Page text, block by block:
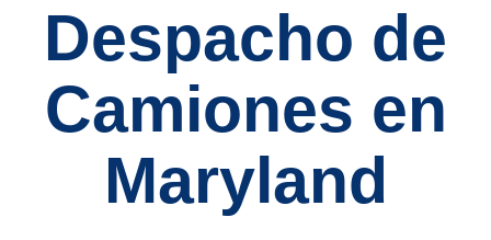
Despacho de
Camiones en
Maryland